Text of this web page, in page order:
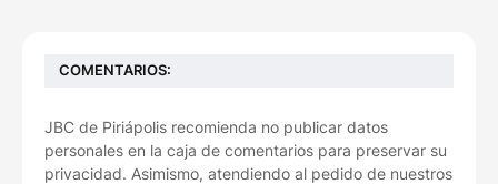
COMENTARIOS:
JBC de Piriápolis recomienda no publicar datos
personales en la caja de comentarios para preservar su
privacidad. Asimismo, atendiendo al pedido de nuestros